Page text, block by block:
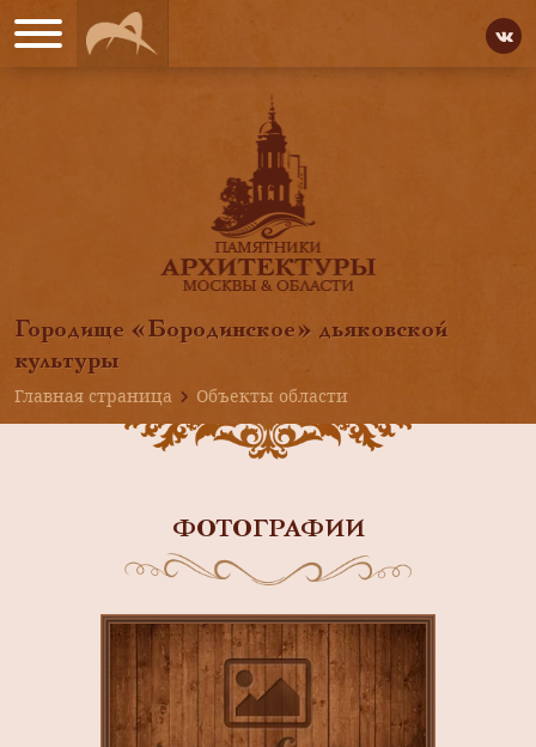
Городище «Бородинское» дьяковской
культуры
Главная страница
Объекты области
ФОТОГРАФИИ